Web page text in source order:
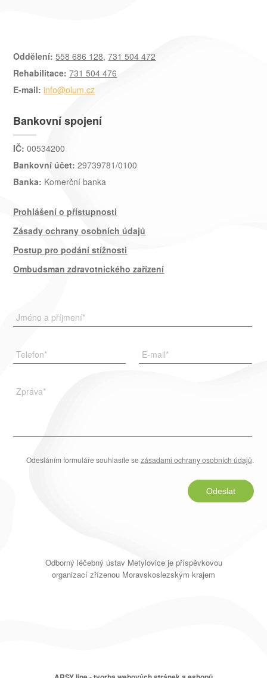
Oddělení: 558 686 128,731 504 472
Rehabilitace: 731 504 476
E-mail: info@olum.cz
Bankovní spojení
IČ: 00534200
Bankovní účet: 29739781/0100
Banka: Komerční banka
Prohlášení o přístupnosti
Zásady ochrany osobních údajů
Postup pro podání stížnosti
Ombudsman zdravotnického zařízení
Jméno a příjmení*
Telefon* E-mail*
Zpráva*
Odesláním formuláře souhlasíte se zásadami ochrany osobních údajů.
Odeslat
Odborný léčebný ústav Metylovice je příspěvkovou
organizací zřízenou Moravskoslezským krajem